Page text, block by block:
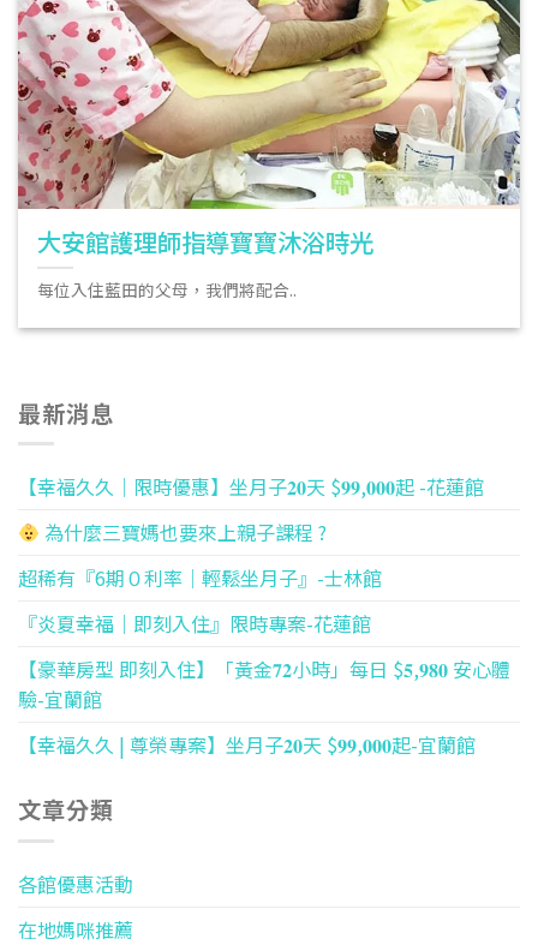
大安館護理師指導寶寶沐浴時光
每位入住藍田的父母，我們將配合..
最新消息
【幸福久久｜限時優惠】坐月子𝟐𝟎天 $𝟗𝟗,𝟎𝟎𝟎起 -花蓮館
為什麼三寶媽也要來上親子課程 ?
超稀有『6期０利率｜輕鬆坐月子』-士林館
『炎夏幸福｜即刻入住』限時專案-花蓮館
【豪華房型 即刻入住】「黃金𝟕𝟐小時」每日 $𝟓,𝟗𝟖𝟎 安心體
驗-宜蘭館
【幸福久久 | 尊榮專案】坐月子𝟐𝟎天 $𝟗𝟗,𝟎𝟎𝟎起-宜蘭館
文章分類
各館優惠活動
在地媽咪推薦